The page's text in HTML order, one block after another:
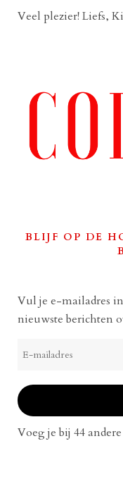
Veel plezier! Liefs,
BLIJF OP DE
Vul je e-mailadres
nieuwste berichten
mailadres
Voeg je bij 44